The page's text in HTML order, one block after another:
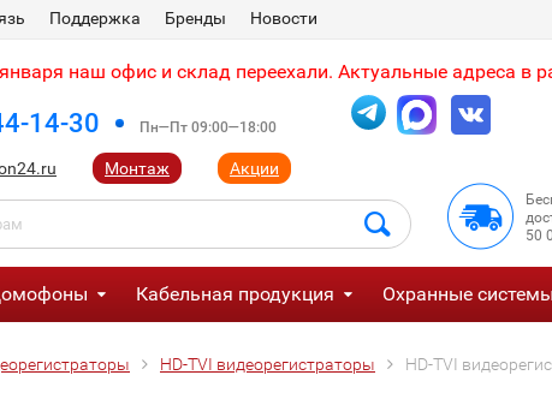
Поддержка Бренды Новости
наш офис и склад переехали. Актуальные адреса в
14-30 Пн—Пт 09:00—18:00
Монтаж Акции
50
Кабельная продукция Охранные системы
HD-TVI видеорегистраторы HD-TVI